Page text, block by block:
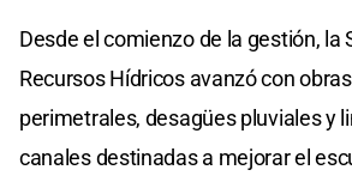
Desde el comienzo de la gestión, la
Recursos Hídricos avanzó con
perimetrales, desagües pluviales y
canales destinadas a mejorar el